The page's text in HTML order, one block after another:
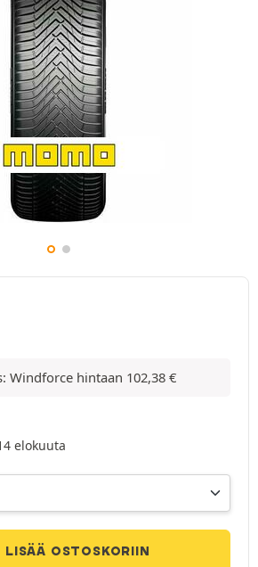
Windforce hintaan 102,38 €
elokuuta
LISÄÄ OSTOSKORIIN